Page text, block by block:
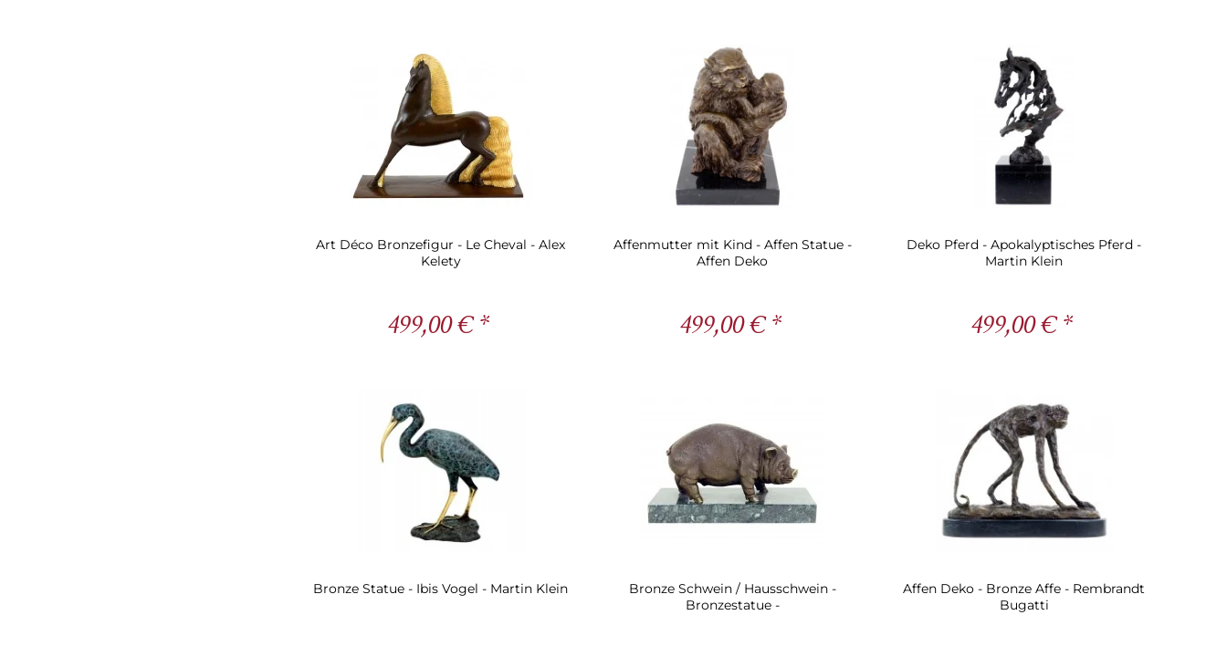
Art Déco Bronzefigur - Le Cheval - Alex
Kelety
499,00 € *
Affenmutter mit Kind - Affen Statue -
Affen Deko
499,00 € *
Deko Pferd - Apokalyptisches Pferd -
Martin Klein
499,00 € *
Bronze Statue - Ibis Vogel - Martin Klein
Bronze Schwein / Hausschwein -
Bronzestatue -
Affen Deko - Bronze Affe - Rembrandt
Bugatti